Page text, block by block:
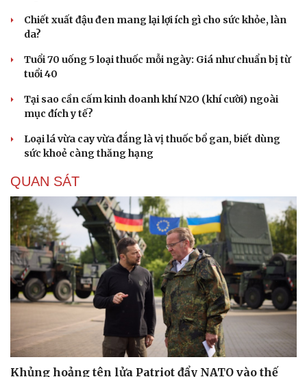
Chiết xuất đậu đen mang lại lợi ích gì cho sức khỏe, làn
da?
Tuổi 70 uống 5 loại thuốc mỗi ngày: Giá như chuẩn bị từ
tuổi 40
Tại sao cần cấm kinh doanh khí N2O (khí cười) ngoài
mục đích y tế?
Loại lá vừa cay vừa đắng là vị thuốc bổ gan, biết dùng
sức khoẻ càng thăng hạng
QUAN SÁT
Khủng hoảng tên lửa Patriot đẩy NATO vào thế